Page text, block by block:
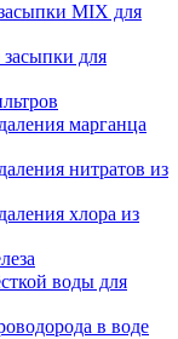
MIX для
для
марганца
нитратов из
хлора из
воды для
в воде